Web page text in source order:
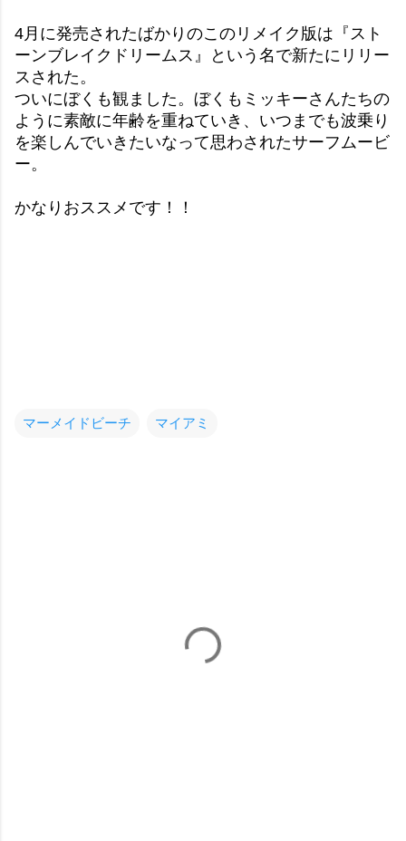
4月に発売されたばかりのこのリメイク版は『スト
ーンブレイクドリームス』という名で新たにリリー
スされた。
ついにぼくも観ました。ぼくもミッキーさんたちの
ように素敵に年齢を重ねていき、いつまでも波乗り
を楽しんでいきたいなって思わされたサーフムービ
ー。
かなりおススメです！！
マーメイドビーチ マイアミ